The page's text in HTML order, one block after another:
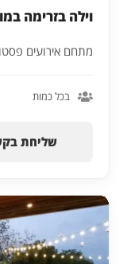
וילה בזרימה
מתחם אירועים
בכל כמות
שליחת